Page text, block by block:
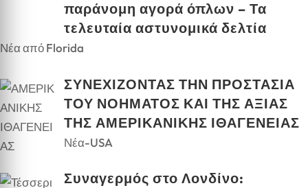
παράνομη αγορά όπλων – Τα
τελευταία αστυνομικά δελτία
Νέα από Florida
ΣΥΝΕΧΙΖΟΝΤΑΣ ΤΗΝ ΠΡΟΣΤΑΣΙΑ
ΤΟΥ ΝΟΗΜΑΤΟΣ ΚΑΙ ΤΗΣ ΑΞΙΑΣ
ΤΗΣ ΑΜΕΡΙΚΑΝΙΚΗΣ ΙΘΑΓΕΝΕΙΑΣ
Νέα-USA
Συναγερμός στο Λονδίνο: